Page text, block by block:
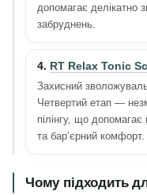
допомагає делікатно
забруднень.
4. RT Relax Tonic
Захисний
Четвертий етап —
пілінгу, що
та бар’єрний комфорт.
Чому підходить